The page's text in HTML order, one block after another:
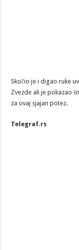
Skočio je i digao ruke
Zvezde ali je pokazao
za ovaj sjajan potez.
Telegraf.rs